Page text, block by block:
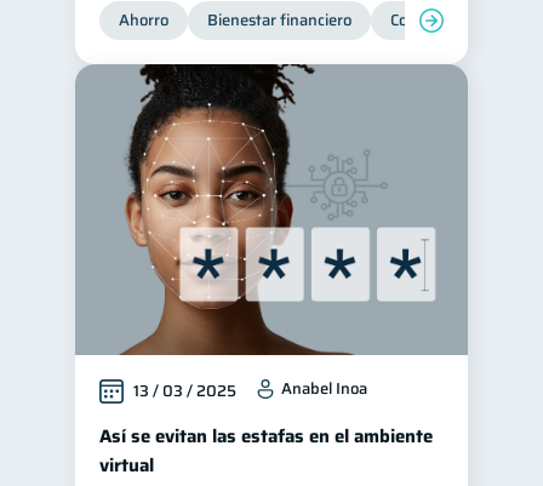
Ahorro Bienestar financiero Consejos
13 / 03 / 2025 Anabel Inoa
Así se evitan las estafas en el ambiente
virtual